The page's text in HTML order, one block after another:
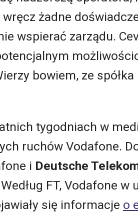
żadne
wspierać zarządu.
bowiem, ze
tygodniach w
ruchów Vodafone.
i Deutsche
FT, Vodafone w
się informacje o